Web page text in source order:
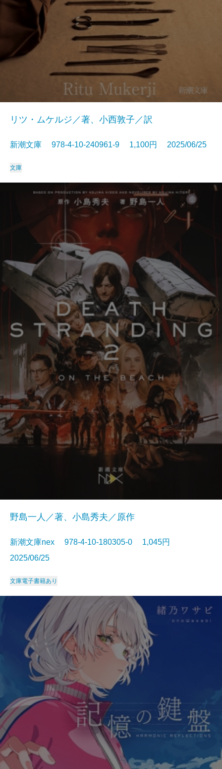
リツ・ムケルジ／著、小西敦子／訳
新潮文庫 978-4-10-240961-9 1,100円 2025/06/25
文庫
野島一人／著、小島秀夫／原作
新潮文庫nex 978-4-10-180305-0 1,045円
2025/06/25
文庫電子書籍あり